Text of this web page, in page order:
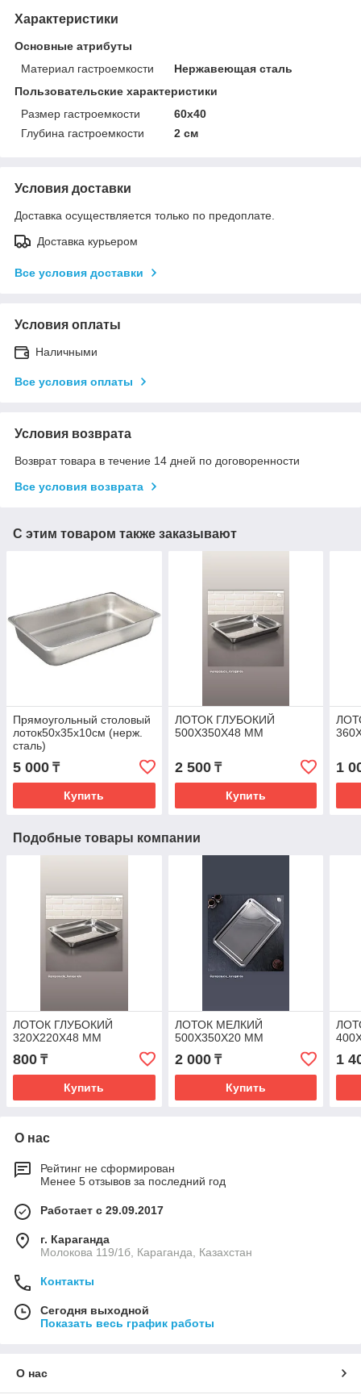
Характеристики
Основные атрибуты
Материал гастроемкости
Нержавеющая сталь
Пользовательские характеристики
Размер гастроемкости
60х40
Глубина гастроемкости
2 см
Условия доставки
Доставка осуществляется только по предоплате.
Доставка курьером
Все условия доставки
Условия оплаты
Наличными
Все условия оплаты
Условия возврата
Возврат товара в течение 14 дней по договоренности
Все условия возврата
С этим товаром также заказывают
Прямоугольный столовый
лоток50х35х10см (нерж.
сталь)
5 000 ₸
Купить
ЛОТОК ГЛУБОКИЙ
500Х350Х48 ММ
2 500₸
Купить
1
Подобные товары компании
ЛОТОК ГЛУБОКИЙ
320Х220Х48 ММ
800 ₸
Купить
ЛОТОК МЕЛКИЙ
500Х350Х20 ММ
2 000₸
Купить
1
О нас
Рейтинг не сформирован
Менее 5 отзывов за последний год
Работает с 29.09.2017
г. Караганда
Молокова 119/1б, Караганда, Казахстан
Контакты
Сегодня выходной
Показать весь график работы
О нас